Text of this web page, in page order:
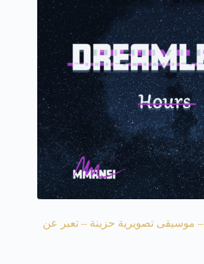
Dreamless Music – موسيقى تصويرية حزينة – تعبر عن